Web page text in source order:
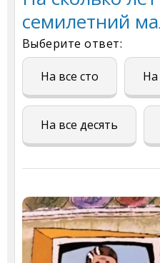
семилетний
Выберите ответ:
На все сто На
На все десять